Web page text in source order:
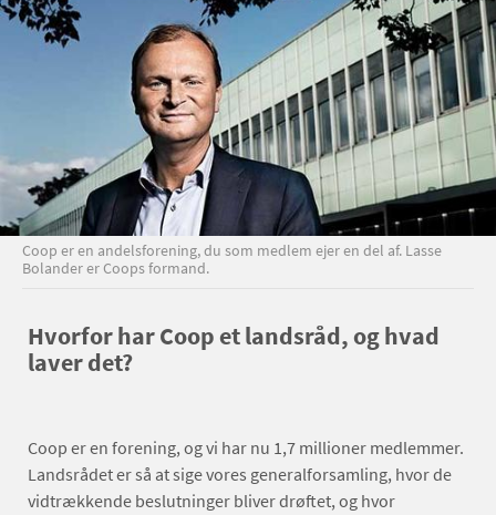
Coop er en andelsforening, du som medlem ejer en del af. Lasse
Bolander er Coops formand.
Hvorfor har Coop et landsråd, og hvad
laver det?
Coop er en forening, og vi har nu 1,7 millioner medlemmer.
Landsrådet er så at sige vores generalforsamling, hvor de
vidtrækkende beslutninger bliver drøftet, og hvor